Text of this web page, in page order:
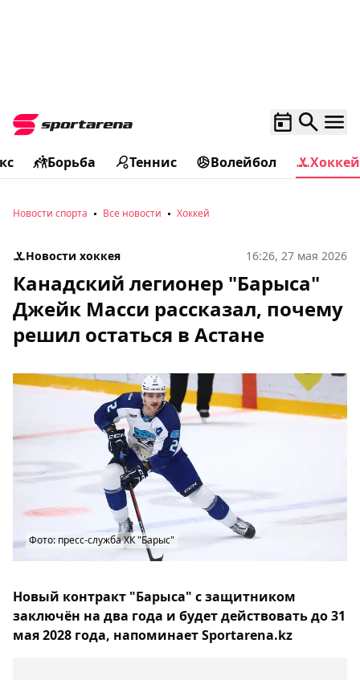
Борьба Теннис Волейбол Хоккей
Новости спорта Все новости Хоккей
Новости хоккея 16:26, 27 мая 2026
Канадский легионер "Барыса"
Джейк Масси рассказал, почему
решил остаться в Астане
Фото: пресс-служба ХК "Барыс"
Новый контракт "Барыса" с защитником
заключён на два года и будет действовать до 31
мая 2028 года, напоминает Sportarena.kz